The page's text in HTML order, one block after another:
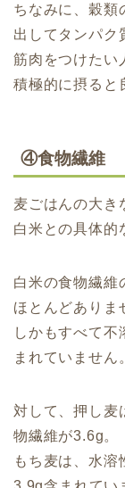
ちなみに、穀類
出してタンパク
筋肉をつけたい
積極的に摂ると
④食物繊維
麦ごはんの大き
白米との具体的
白米の食物繊維
ほとんどありま
しかもすべて不
まれていません。
対して、押し麦
物繊維が3.6g。
もち麦は、水溶